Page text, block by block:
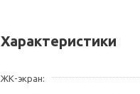
Характеристики
ЖК-экран